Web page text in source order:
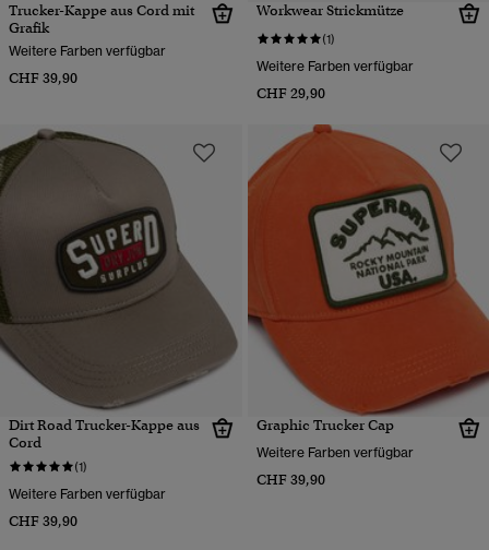
Trucker-Kappe aus Cord mit
Grafik
Weitere Farben verfügbar
CHF 39,90
Workwear Strickmütze
(1)
Weitere Farben verfügbar
CHF 29,90
Dirt Road Trucker-Kappe aus
Cord
(1)
Weitere Farben verfügbar
CHF 39,90
Graphic Trucker Cap
Weitere Farben verfügbar
CHF 39,90